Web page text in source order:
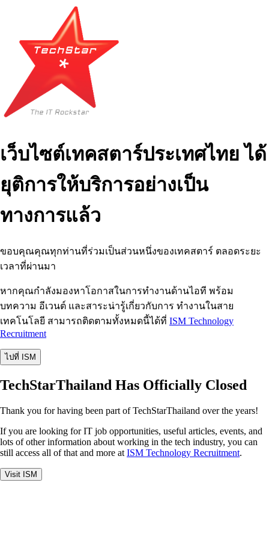
เว็บไซต์เทคสตาร์ประเทศไทย ได้
ยุติการให้บริการอย่างเป็น
ทางการแล้ว
ขอบคุณคุณทุกท่านที่ร่วมเป็นส่วนหนึ่งของเทคสตาร์ ตลอดระยะ
เวลาที่ผ่านมา
หากคุณกำลังมองหาโอกาสในการทำงานด้านไอที พร้อม
บทความ อีเวนต์ และสาระน่ารู้เกี่ยวกับการ ทำงานในสาย
เทคโนโลยี สามารถติดตามทั้งหมดนี้ได้ที่ ISM Technology
Recruitment
ไปที่ ISM
TechStarThailand Has Officially Closed
Thank you for having been part of TechStarThailand over the years!
If you are looking for IT job opportunities, useful articles, events, and
lots of other information about working in the tech industry, you can
still access all of that and more at ISM Technology Recruitment.
Visit ISM